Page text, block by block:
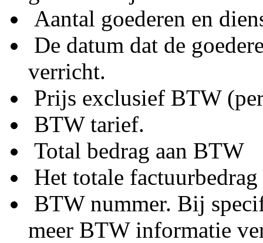
Aantal goederen en
De datum dat de
verricht.
Prijs exclusief BTW
BTW tarief.
Total bedrag aan BTW
Het totale factuurbedrag
BTW nummer. Bij
meer BTW informatie